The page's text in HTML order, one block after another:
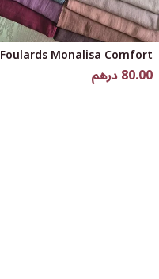
Foulards Monalisa Comfort
80.00 درهم